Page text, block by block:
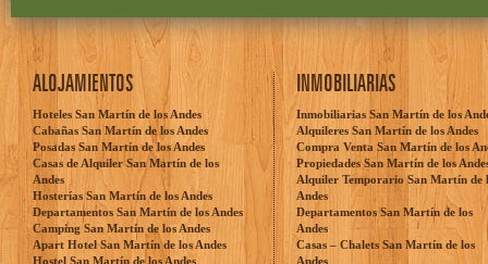
ALOJAMIENTOS
Hoteles San Martín de los Andes
Cabañas San Martín de los Andes
Posadas San Martín de los Andes
Casas de Alquiler San Martín de los
Andes
Hosterías San Martín de los Andes
Departamentos San Martín de los Andes
Camping San Martín de los Andes
Apart Hotel San Martín de los Andes
Hostel San Martín de los Andes
INMOBILIARIAS
Inmobiliarias San Martín de los
Alquileres San Martín de los Andes
Compra Venta San Martín de los
Propiedades San Martín de los
Alquiler Temporario San Martín de
Andes
Departamentos San Martín de los
Andes
Casas – Chalets San Martín de los
Andes